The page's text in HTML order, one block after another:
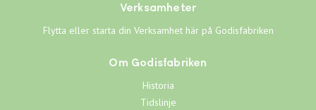
Verksamheter
Flytta eller starta din Verksamhet här på Godisfabriken
Om Godisfabriken
Historia
Tidslinje